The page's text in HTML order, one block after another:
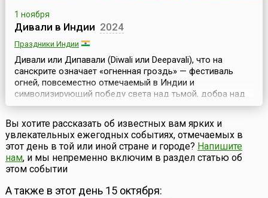
1 ноября
Дивали в Индии 2024
Праздники Индии
Дивали или Дипавали (Diwali или Deepavali), что на
санскрите означает «огненная гроздь» — фестиваль
огней, повсеместно отмечаемый в Индии и
символизирующий победу света над тьмой, добра над
злом. Приходится на начало месяца Картик (октябрь —
ноябрь) и празднуется в течение пяти дней. Существует
несколько легенд, связанных с праздником. Вишнуиты
увязывают начало празднования Дивали с коронаци...
Вы хотите рассказать об известных вам ярких и
увлекательных ежегодных событиях, отмечаемых в
этот день в той или иной стране и городе? Напишите
нам, и мы непременно включим в раздел статью об
этом событии
А также в этот день 15 октября: